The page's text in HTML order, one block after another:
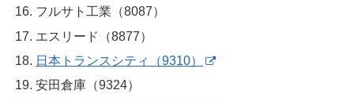
フルサト工業（8087）
エスリード（8877）
日本トランスシティ（9310）
安田倉庫（9324）